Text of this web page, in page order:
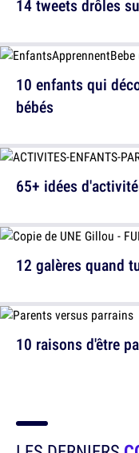
14 tweets drôles
65+ idées
10 raisons d'être
10 enfants qui
bébés
12 galères quand